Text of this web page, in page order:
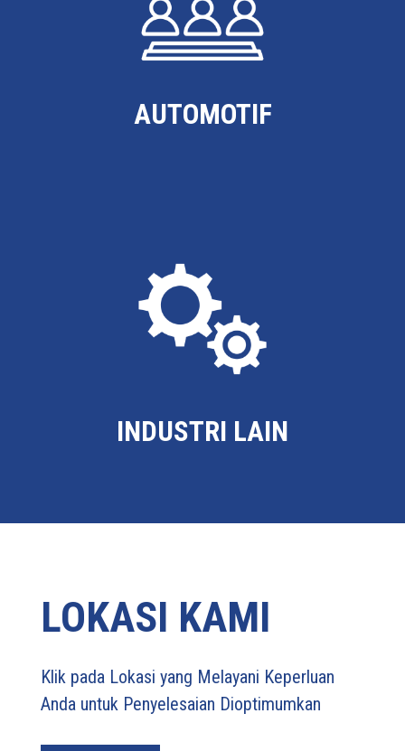
AUTOMOTIF
INDUSTRI LAIN
LOKASI KAMI
Klik pada Lokasi yang Melayani Keperluan
Anda untuk Penyelesaian Dioptimumkan